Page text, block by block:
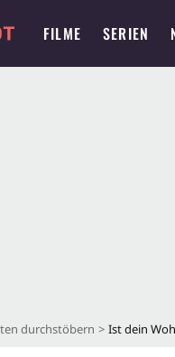
FILME SERIEN
durchstöbern Ist dein